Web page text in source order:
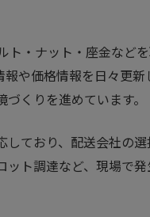
ト・ナット・座金など
や価格情報を日々更
くりを進めています。
ており、配送会社の
ト調達など、現場で